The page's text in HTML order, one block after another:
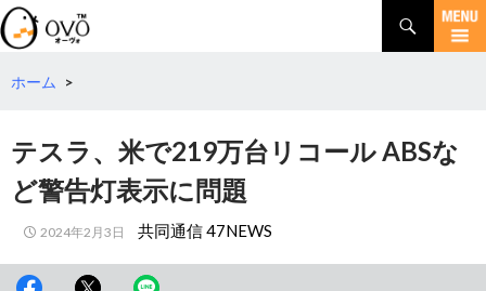
検
索
コ
テ
へ
ホーム >
テスラ、米で219万台リコール ABSな
ど警告灯表示に問題
2024年2月3日 共同通信 47NEWS